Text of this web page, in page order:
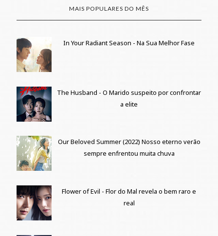
MAIS POPULARES DO MÊS
In Your Radiant Season - Na Sua Melhor Fase
The Husband - O Marido suspeito por confrontar
a elite
Our Beloved Summer (2022) Nosso eterno verão
sempre enfrentou muita chuva
Flower of Evil - Flor do Mal revela o bem raro e
real